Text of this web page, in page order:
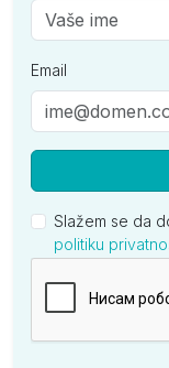
Email
Slažem se da
politiku